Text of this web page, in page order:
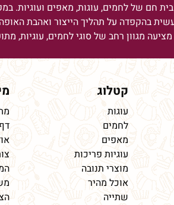
חם של לחמים, עוגות, מאפים ועוגיות.
בהקפדה על תהליך הייצור ואהבת
מציעה מגוון רחב של סוגי לחמים, עוגיות,
קטלוג
עוגות
לחמים
מאפים
עוגיות פריכות
מוצרי תנובה
אוכל מהיר
שתייה